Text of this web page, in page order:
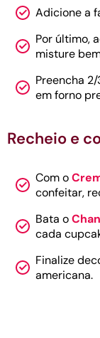
Adicione a
Por último,
misture
Preencha
em forno
Recheio e
Com o
confeitar,
Bata o
cada
Finalize
americana.